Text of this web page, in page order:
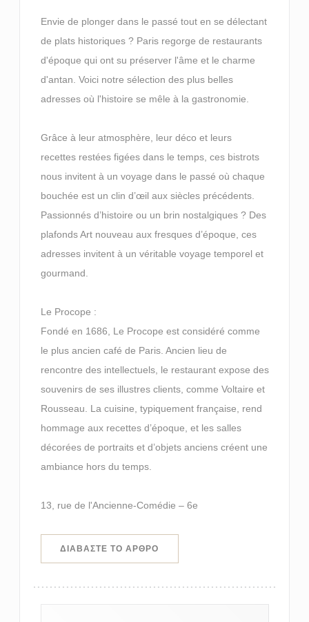
Envie de plonger dans le passé tout en se délectant
de plats historiques ? Paris regorge de restaurants
d'époque qui ont su préserver l'âme et le charme
d'antan. Voici notre sélection des plus belles
adresses où l'histoire se mêle à la gastronomie.
Grâce à leur atmosphère, leur déco et leurs
recettes restées figées dans le temps, ces bistrots
nous invitent à un voyage dans le passé où chaque
bouchée est un clin d’œil aux siècles précédents.
Passionnés d’histoire ou un brin nostalgiques ? Des
plafonds Art nouveau aux fresques d’époque, ces
adresses invitent à un véritable voyage temporel et
gourmand.
Le Procope :
Fondé en 1686, Le Procope est considéré comme
le plus ancien café de Paris. Ancien lieu de
rencontre des intellectuels, le restaurant expose des
souvenirs de ses illustres clients, comme Voltaire et
Rousseau. La cuisine, typiquement française, rend
hommage aux recettes d’époque, et les salles
décorées de portraits et d’objets anciens créent une
ambiance hors du temps.
13, rue de l'Ancienne-Comédie – 6e
ΔΙΑΒΆΣΤΕ ΤΟ ΆΡΘΡΟ